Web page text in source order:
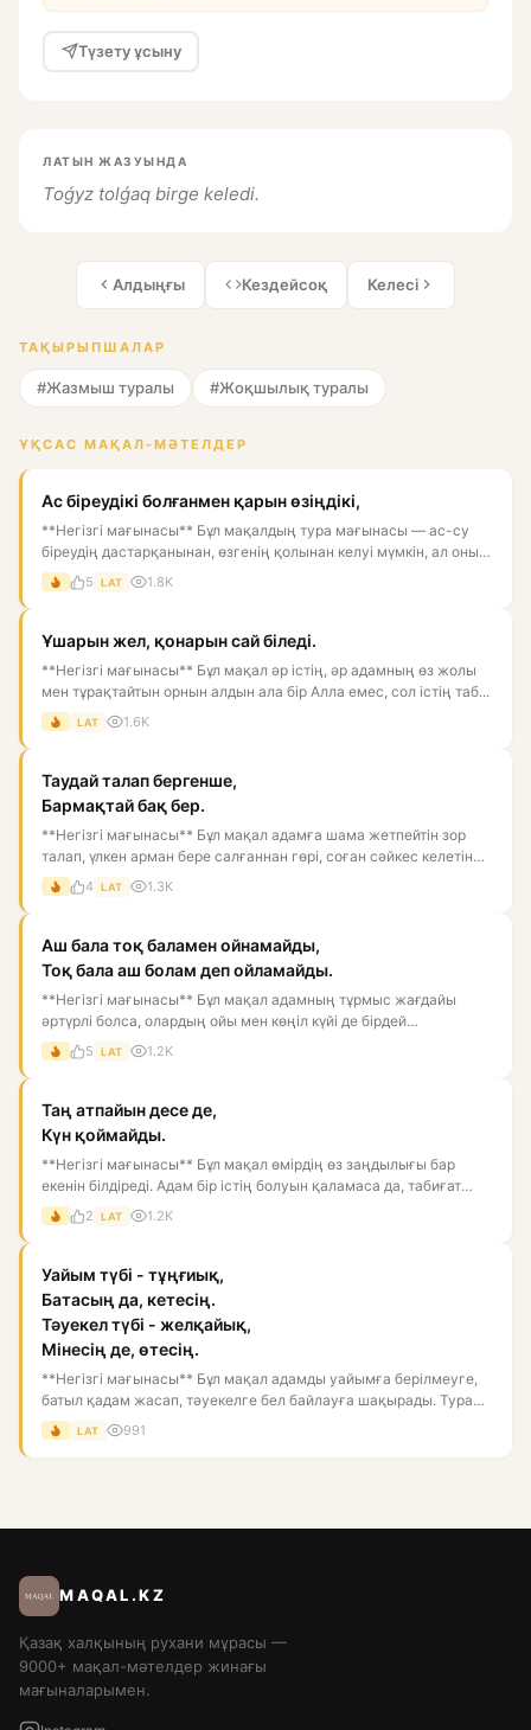
Түзету ұсыну
ЛАТЫН ЖАЗУЫНДА
Toǵyz tolǵaq birge keledi.
Алдыңғы Кездейсоқ Келесі
ТАҚЫРЫПШАЛАР
#Жазмыш туралы #Жоқшылық туралы
ҰҚСАС МАҚАЛ-МӘТЕЛДЕР
Ас біреудікі болғанмен қарын өзіңдікі,
**Негізгі мағынасы** Бұл мақалдың тура мағынасы — ас-су
біреудің дастарқанынан, өзгенің қолынан келуі мүмкін, ал оны
қор...
5 LAT 1.8K
Ұшарын жел, қонарын сай біледі.
**Негізгі мағынасы** Бұл мақал әр істің, әр адамның өз жолы
мен тұрақтайтын орнын алдын ала бір Алла емес, сол істің таб...
LAT 1.6K
Таудай талап бергенше,
Бармақтай бақ бер.
**Негізгі мағынасы** Бұл мақал адамға шама жетпейтін зор
талап, үлкен арман бере салғаннан гөрі, соған сәйкес келетін
ба...
4 LAT 1.3K
Аш бала тоқ баламен ойнамайды,
Тоқ бала аш болам деп ойламайды.
**Негізгі мағынасы** Бұл мақал адамның тұрмыс жағдайы
әртүрлі болса, олардың ойы мен көңіл күйі де бірдей
болмайтынын бі...
5 LAT 1.2K
Таң атпайын десе де,
Күн қоймайды.
**Негізгі мағынасы** Бұл мақал өмірдің өз заңдылығы бар
екенін білдіреді. Адам бір істің болуын қаламаса да, табиғат
пен...
2 LAT 1.2K
Уайым түбі - тұңғиық,
Батасың да, кетесің.
Тәуекел түбі - желқайық,
Мінесің де, өтесің.
**Негізгі мағынасы** Бұл мақал адамды уайымға берілмеуге,
батыл қадам жасап, тәуекелге бел байлауға шақырады. Тура
мағын...
LAT 991
MAQAL.KZ
Қазақ халқының рухани мұрасы —
9000+ мақал-мәтелдер жинағы
мағыналарымен.